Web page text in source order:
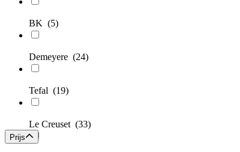
BK (5)
Demeyere (24)
Tefal (19)
Le Creuset (33)
Prijs